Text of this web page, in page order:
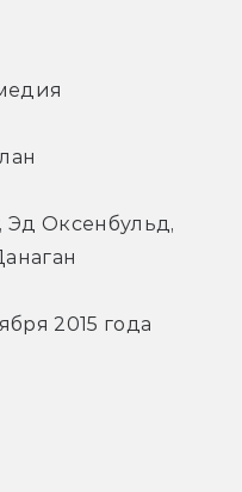
Эд Оксенбульд,
2015 года